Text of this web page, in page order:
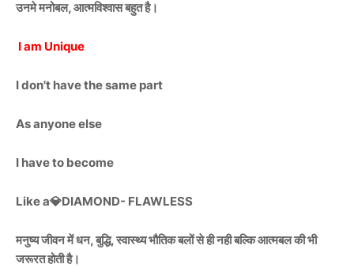
उनमे मनोबल, आत्मविश्वास बहुत है।
I am Unique
I don't have the same part
As anyone else
I have to become
Like a💎DIAMOND- FLAWLESS
मनुष्य जीवन में धन, बुद्धि, स्वास्थ्य भौतिक बलों से ही नही बल्कि आत्मबल की भी
जरूरत होती है।